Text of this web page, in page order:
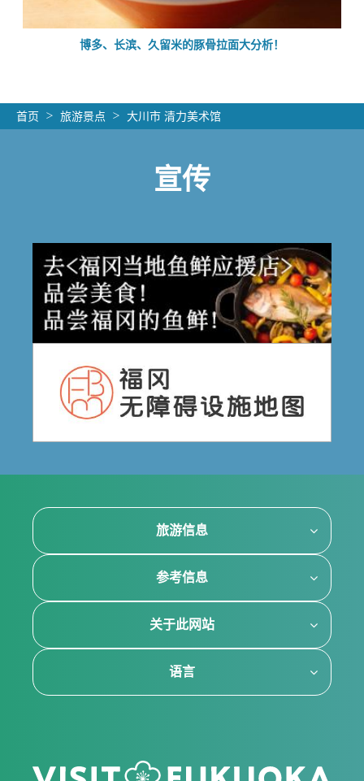
博多、长滨、久留米的豚骨拉面大分析！
首页 旅游景点 大川市 清力美术馆
宣传
旅游信息
参考信息
关于此网站
语言